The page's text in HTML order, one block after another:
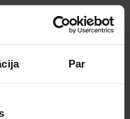
Par
grozu.